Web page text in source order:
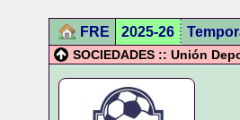
FRE 2025-26
SOCIEDADES :: Unión